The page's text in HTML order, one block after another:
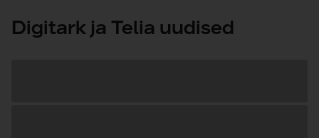
Digitark ja Telia uudised